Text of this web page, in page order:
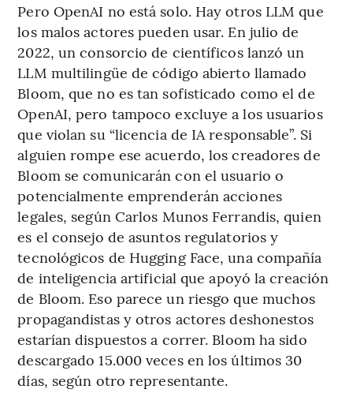
Pero OpenAI no está solo. Hay otros LLM que
los malos actores pueden usar. En julio de
2022, un consorcio de científicos lanzó un
LLM multilingüe de código abierto llamado
Bloom, que no es tan sofisticado como el de
OpenAI, pero tampoco excluye a los usuarios
que violan su “licencia de IA responsable”. Si
alguien rompe ese acuerdo, los creadores de
Bloom se comunicarán con el usuario o
potencialmente emprenderán acciones
legales, según Carlos Munos Ferrandis, quien
es el consejo de asuntos regulatorios y
tecnológicos de Hugging Face, una compañía
de inteligencia artificial que apoyó la creación
de Bloom. Eso parece un riesgo que muchos
propagandistas y otros actores deshonestos
estarían dispuestos a correr. Bloom ha sido
descargado 15.000 veces en los últimos 30
días, según otro representante.